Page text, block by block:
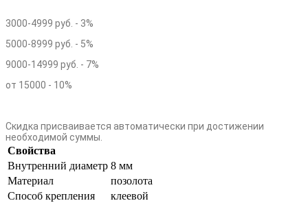
3000-4999 руб. - 3%
5000-8999 руб. - 5%
9000-14999 руб. - 7%
от 15000 - 10%
Скидка присваивается автоматически при достижении
необходимой суммы.
Свойства
Внутренний диаметр 8 мм
Материал
позолота
Способ крепления
клеевой